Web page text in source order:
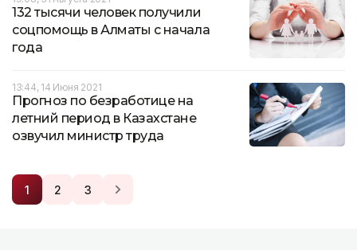
132 тысячи человек получили
соцпомощь в Алматы с начала
года
13:44, 14 Июня 2021
Прогноз по безработице на
летний период в Казахстане
озвучил министр труда
1 2 3